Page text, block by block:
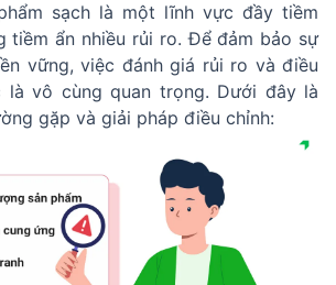
sạch là một lĩnh vực đầy tiềm
tiềm ẩn nhiều rủi ro. Để đảm bảo sự
vững, việc đánh giá rủi ro và điều
là vô cùng quan trọng. Dưới đây là
gặp và giải pháp điều chỉnh: